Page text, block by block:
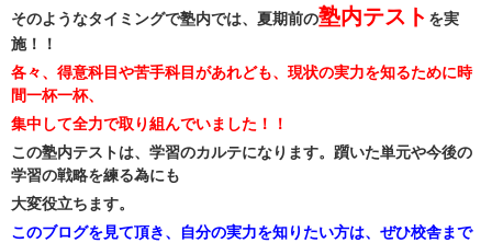
そのようなタイミングで塾内では、夏期前の塾内テスト を実
施！！
各々、得意科目や苦手科目があれども、現状の実力を知るために時
間一杯一杯、
集中して全力で取り組んでいました！！
この塾内テストは、学習のカルテになります。躓いた単元や今後の
学習の戦略を練る為にも
大変役立ちます。
このブログを見て頂き、自分の実力を知りたい方は、ぜひ校舎まで